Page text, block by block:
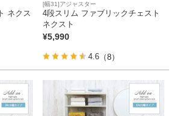
ネクス
[幅31]アジャスター
4段スリム ファブリックチェスト
ネクスト
¥5,990
4.6 （8）